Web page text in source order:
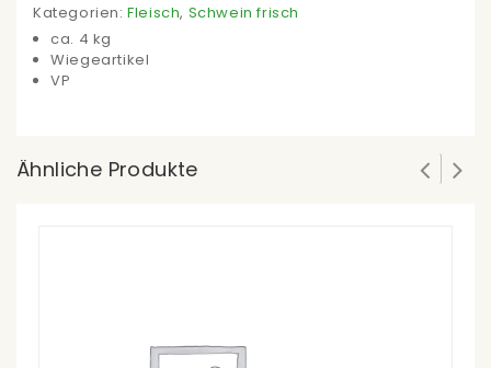
Kategorien:Fleisch, Schwein frisch
ca. 4 kg
Wiegeartikel
VP
Ähnliche Produkte